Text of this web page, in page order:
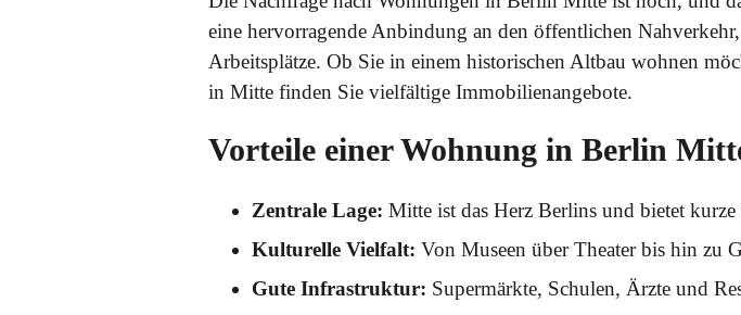
eine hervorragende Anbindung an den öffentlichen
Arbeitsplätze. Ob Sie in einem historischen Altbau wohnen
in Mitte finden Sie vielfältige Immobilienangebote.
Vorteile einer Wohnung in Berlin
Zentrale Lage: Mitte ist das Herz Berlins und bietet
Kulturelle Vielfalt: Von Museen über Theater bis hin zu
Gute Infrastruktur: Supermärkte, Schulen, Ärzte und